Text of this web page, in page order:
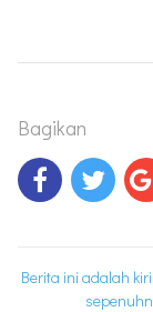
Bagikan
Berita ini adalah